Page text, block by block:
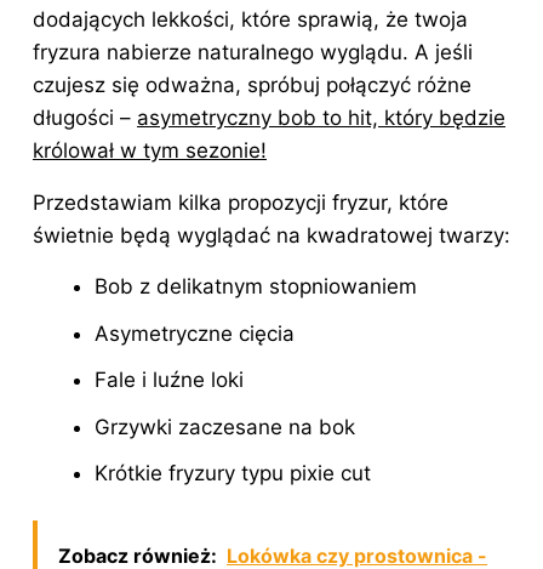
dodających lekkości, które sprawią, że twoja
fryzura nabierze naturalnego wyglądu. A jeśli
czujesz się odważna, spróbuj połączyć różne
długości – asymetryczny bob to hit, który będzie
królował w tym sezonie!
Przedstawiam kilka propozycji fryzur, które
świetnie będą wyglądać na kwadratowej twarzy:
Bob z delikatnym stopniowaniem
Asymetryczne cięcia
Fale i luźne loki
Grzywki zaczesane na bok
Krótkie fryzury typu pixie cut
Zobacz również: Lokówka czy prostownica -